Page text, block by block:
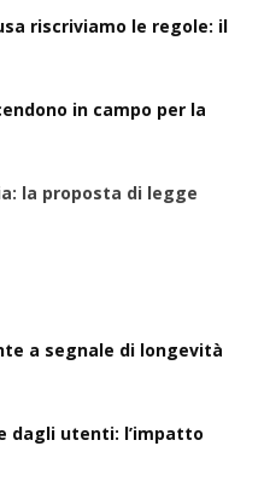
riscriviamo le regole: il
in campo per la
la proposta di legge
a segnale di longevità
dagli utenti: l’impatto